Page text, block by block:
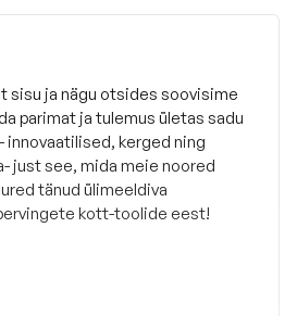
sisu ja nägu otsides soovisime
parimat ja tulemus ületas sadu
kerged ning
just see, mida meie noored
tänud ülimeeldiva
kott-toolide eest!